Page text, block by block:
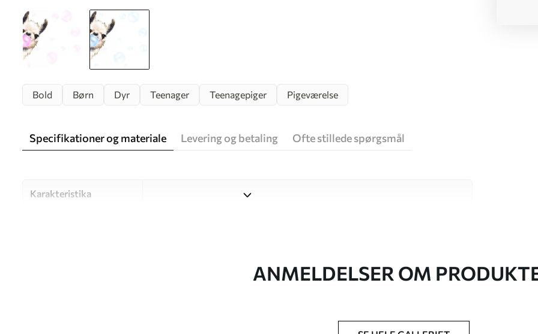
Bold Børn Dyr Teenager Teenagepiger Pigeværelse
Specifikationer og materiale Levering og betaling Ofte stillede spørgsmål
Karakteristika
ANMELDELSER OM